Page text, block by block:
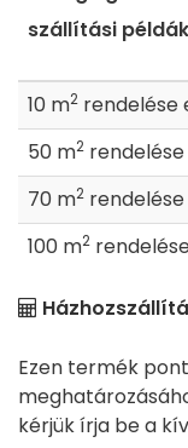
szállítási példák
10 m2 rendelése
50 m2
70 m2
100 m2
Ezen termék
kérjük írja be a